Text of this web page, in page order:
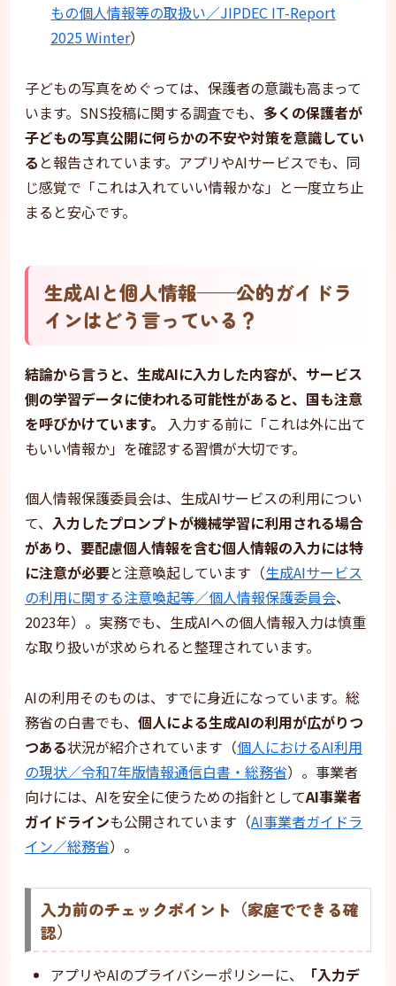
もの個人情報等の取扱い／JIPDEC IT-Report
2025 Winter）
子どもの写真をめぐっては、保護者の意識も高まって
います。SNS投稿に関する調査でも、 多くの保護者が
子どもの写真公開に何らかの不安や対策を意識してい
る と報告されています。アプリやAIサービスでも、同
じ感覚で「これは入れていい情報かな」と一度立ち止
まると安心です。
生成AIと個人情報——公的ガイドラ
インはどう言っている？
結論から言うと、生成AIに入力した内容が、サービス
側の学習データに使われる可能性があると、国も注意
を呼びかけています。
入力する前に「これは外に出て
もいい情報か」を確認する習慣が大切です。
個人情報保護委員会は、生成AIサービスの利用につい
て、 入力したプロンプトが機械学習に利用される場合
があり、要配慮個人情報を含む個人情報の入力には特
に注意が必要と注意喚起しています（生成AIサービス
の利用に関する注意喚起等／個人情報保護委員会、
2023年）。実務でも、生成AIへの個人情報入力は慎重
な取り扱いが求められると整理されています。
AIの利用そのものは、すでに身近になっています。総
務省の白書でも、 個人による生成AIの利用が広がりつ
つある状況が紹介されています（個人におけるAI利用
の現状／令和7年版情報通信白書・総務省）。事業者
向けには、AIを安全に使うための指針としてAI事業者
ガイドラインも公開されています（AI事業者ガイドラ
イン／総務省）。
入力前のチェックポイント（家庭でできる確
認）
アプリやAIのプライバシーポリシーに、
「入力デ